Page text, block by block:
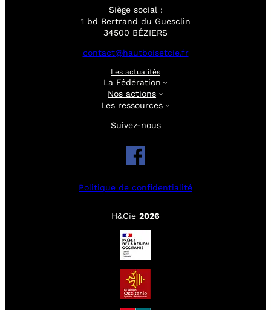
Siège social :
1 bd Bertrand du Guesclin
34500 BÉZIERS
contact@hautboisetcie.fr
Les actualités
La Fédération
Nos actions
Les ressources
Suivez-nous
Politique de confidentialité
H&Cie 2026